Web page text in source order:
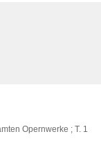
Opernwerke ; T. 1